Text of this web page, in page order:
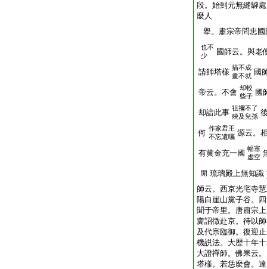
段。始到元無縫罅
麼人
擧。肅宗帝問忠
也不
少
國師云。與老
請師塔樣 描不成
畫不就 國
帝云。不會 却較
些子 國
却諳此事 祖禰不了
殃及兒孫
何 作家君王
不忘遺囑 源云。
有黄金充一國 幅塞
虚空
開 琉璃殿上無知識
師云。西京光宅寺
陽白崖山黨子谷。
聞于帝里。唐肅宗
齎詔徴赴京。待以
及代宗臨御。復迎
機説法。大歴十年
大證禪師。佛果云
塔樣。若恁麼會。